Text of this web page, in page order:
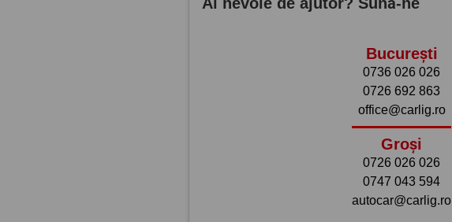
București
0736 026 026
0726 692 863
office@carlig.ro
Groși
0726 026 026
0747 043 594
autocar@carlig.ro